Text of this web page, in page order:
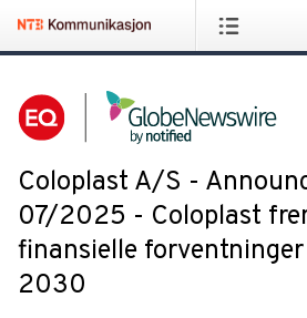
Coloplast A/S -
07/2025 - Coloplast
finansielle
2030